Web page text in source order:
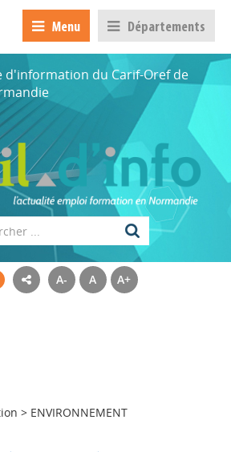
Menu Départements
d'information du Carif-Oref de
A- A A+
> ENVIRONNEMENT